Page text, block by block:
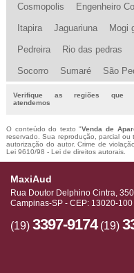
Cosmopolis Engenheiro
Itapira Jaguariuna Mogi
Pedreira Rio das pedras
Socorro Sumaré São
Verifique as regiões que
atendemos
O conteúdo do texto "Venda de
reservado. Sua reprodução, parcial
autorização do autor. Crime de
Lei 9610/98 - Lei de direitos autorais.
MaxiAud
Rua Doutor Delphino Cintra,
Campinas-SP - CEP: 13020-100
(19) 3397-9174(19)